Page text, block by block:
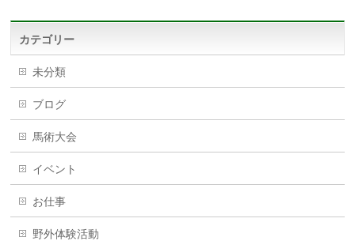
カテゴリー
未分類
ブログ
馬術大会
イベント
お仕事
野外体験活動